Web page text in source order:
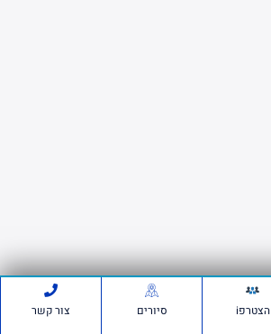
הצטרפi סיורים צור קשר